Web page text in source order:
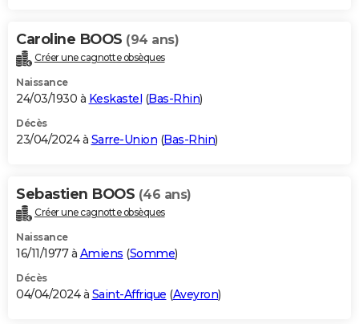
Caroline BOOS (94 ans)
Créer une cagnotte obsèques
Naissance
24/03/1930 à Keskastel (Bas-Rhin)
Décès
23/04/2024 à Sarre-Union (Bas-Rhin)
Sebastien BOOS (46 ans)
Créer une cagnotte obsèques
Naissance
16/11/1977 à Amiens (Somme)
Décès
04/04/2024 à Saint-Affrique (Aveyron)